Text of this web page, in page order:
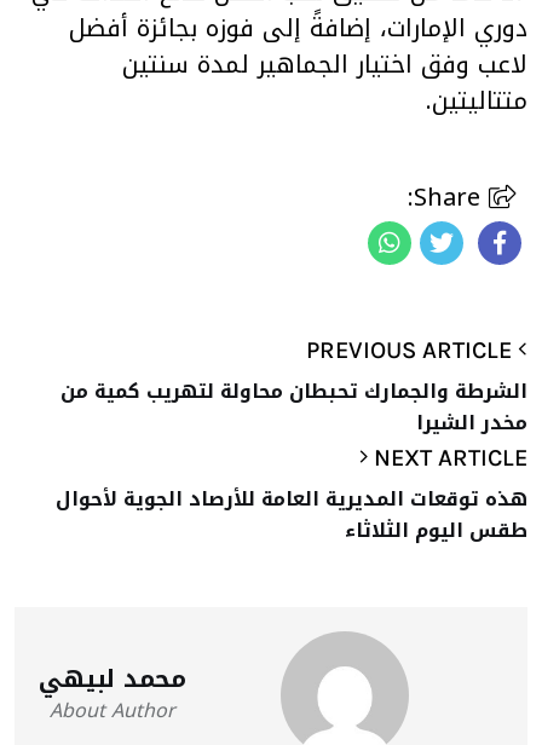
دوري الإمارات، إضافةً إلى فوزه بجائزة أفضل
لاعب وفق اختيار الجماهير لمدة سنتين
متتاليتين.
الشرطة والجمارك تحبطان محاولة لتهريب كمية من
مخدر الشيرا
NEXT ARTICLE
هذه توقعات المديرية العامة للأرصاد الجوية لأحوال
طقس اليوم الثلاثاء
محمد لبيهي
About Author